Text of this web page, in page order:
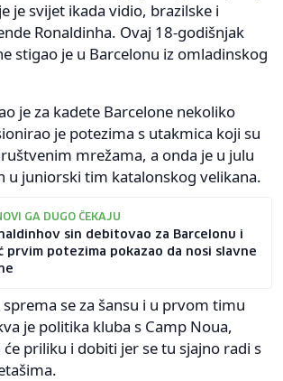
je svijet ikada vidio, brazilske i
Ronaldinha. Ovaj 18-godišnjak
stigao je u Barcelonu iz omladinskog
je za kadete Barcelone nekoliko
je potezima s utakmica koji su
mrežama, a onda je u julu
u juniorski tim katalonskog velikana.
GA DUGO ČEKAJU
sin debitovao za Barcelonu i
prvim potezima pokazao da nosi slavne
se za šansu i u prvom timu
je politika kluba s Camp Noua,
priliku i dobiti jer se tu sjajno radi s